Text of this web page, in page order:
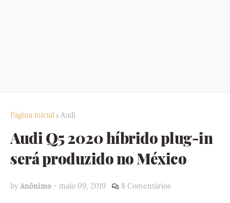
Página inicial Audi
Audi Q5 2020 híbrido plug-in
será produzido no México
by Anônimo - maio 09, 2019 8 Comentários